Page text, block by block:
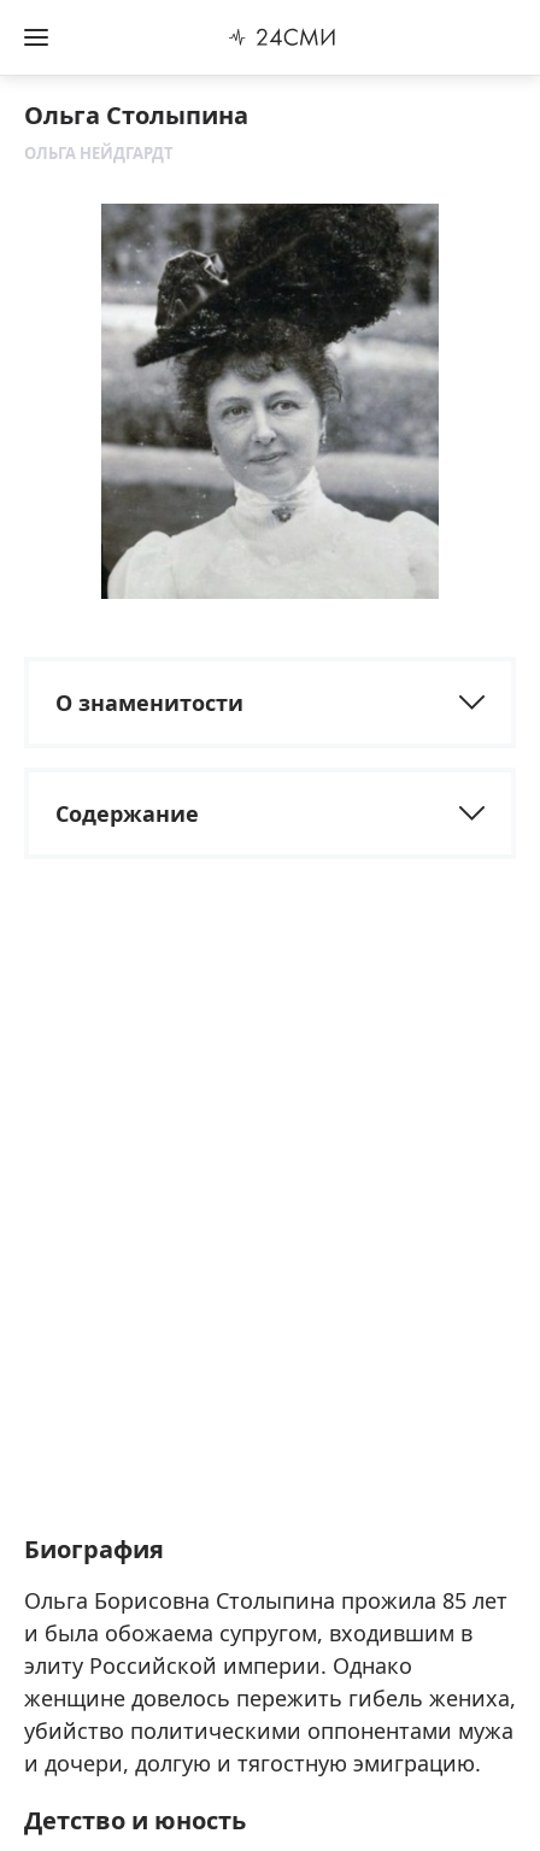
Ольга Столыпина
ОЛЬГА НЕЙДГАРДТ
О знаменитости
Содержание
Биография
Ольга Борисовна Столыпина прожила 85 лет
и была обожаема супругом, входившим в
элиту Российской империи. Однако
женщине довелось пережить гибель жениха,
убийство политическими оппонентами мужа
и дочери, долгую и тягостную эмиграцию.
Детство и юность